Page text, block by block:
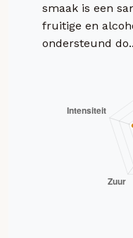
smaak is een
fruitige en
ondersteund